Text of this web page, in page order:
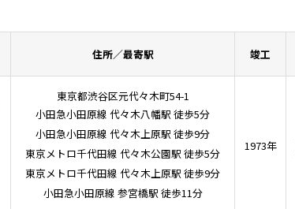
住所／最寄駅 竣工
東京都渋谷区元代々木町54-1
小田急小田原線 代々木八幡駅 徒歩5分
小田急小田原線 代々木上原駅 徒歩9分
東京メトロ千代田線 代々木公園駅 徒歩5分
東京メトロ千代田線 代々木上原駅 徒歩9分
小田急小田原線 参宮橋駅 徒歩11分
1973年